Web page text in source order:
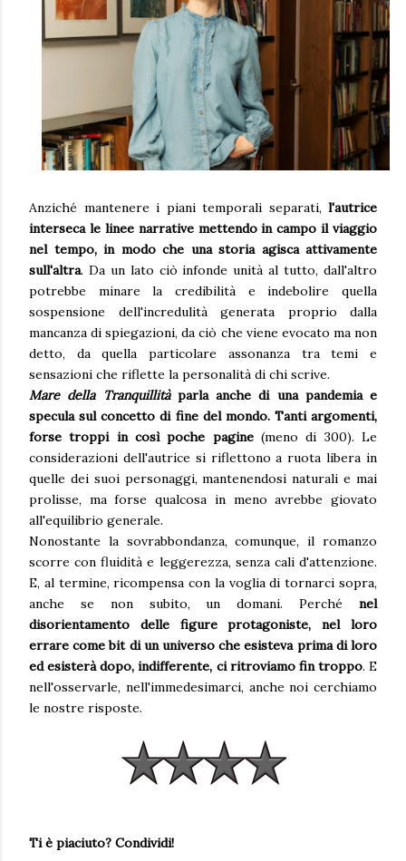
Anziché mantenere i piani temporali separati, l'autrice
interseca le linee narrative mettendo in campo il viaggio
nel tempo, in modo che una storia agisca attivamente
sull'altra. Da un lato ciò infonde unità al tutto, dall'altro
potrebbe minare la credibilità e indebolire quella
sospensione dell'incredulità generata proprio dalla
mancanza di spiegazioni, da ciò che viene evocato ma non
detto, da quella particolare assonanza tra temi e
sensazioni che riflette la personalità di chi scrive.
Mare della Tranquillità parla anche di una pandemia e
specula sul concetto di fine del mondo. Tanti argomenti,
forse troppi in così poche pagine(meno di 300). Le
considerazioni dell'autrice si riflettono a ruota libera in
quelle dei suoi personaggi, mantenendosi naturali e mai
prolisse, ma forse qualcosa in meno avrebbe giovato
all'equilibrio generale.
Nonostante la sovrabbondanza, comunque, il romanzo
scorre con fluidità e leggerezza, senza cali d'attenzione.
E, al termine, ricompensa con la voglia di tornarci sopra,
anche se non subito, un domani. Perché nel
disorientamento delle figure protagoniste, nel loro
errare come bit di un universo che esisteva prima di loro
ed esisterà dopo, indifferente, ci ritroviamo fin troppo. E
nell'osservarle, nell'immedesimarci, anche noi cerchiamo
le nostre risposte.
Ti è piaciuto? Condividi!